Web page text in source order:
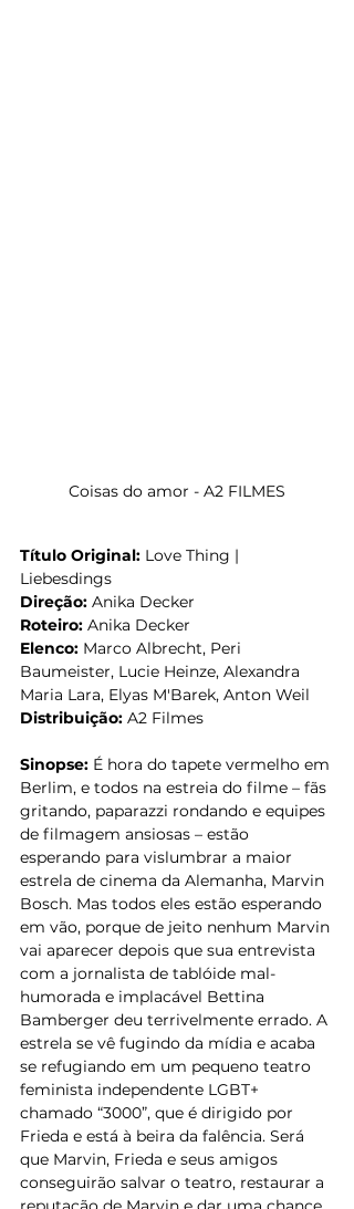
Coisas do amor - A2 FILMES
Título Original: Love Thing |
Liebesdings
Direção: Anika Decker
Roteiro: Anika Decker
Elenco: Marco Albrecht, Peri
Baumeister, Lucie Heinze, Alexandra
Maria Lara, Elyas M'Barek, Anton Weil
Distribuição: A2 Filmes
Sinopse: É hora do tapete vermelho em
Berlim, e todos na estreia do filme – fãs
gritando, paparazzi rondando e equipes
de filmagem ansiosas – estão
esperando para vislumbrar a maior
estrela de cinema da Alemanha, Marvin
Bosch. Mas todos eles estão esperando
em vão, porque de jeito nenhum Marvin
vai aparecer depois que sua entrevista
com a jornalista de tablóide mal-
humorada e implacável Bettina
Bamberger deu terrivelmente errado. A
estrela se vê fugindo da mídia e acaba
se refugiando em um pequeno teatro
feminista independente LGBT+
chamado “3000”, que é dirigido por
Frieda e está à beira da falência. Será
que Marvin, Frieda e seus amigos
conseguirão salvar o teatro, restaurar a